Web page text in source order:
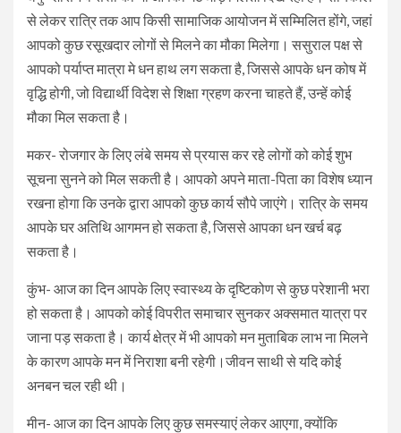
से लेकर रात्रि तक आप किसी सामाजिक आयोजन में सम्मिलित होंगे, जहां
आपको कुछ रसूखदार लोगों से मिलने का मौका मिलेगा। ससुराल पक्ष से
आपको पर्याप्त मात्रा मे धन हाथ लग सकता है, जिससे आपके धन कोष में
वृद्धि होगी, जो विद्यार्थी विदेश से शिक्षा ग्रहण करना चाहते हैं, उन्हें कोई
मौका मिल सकता है।
मकर- रोजगार के लिए लंबे समय से प्रयास कर रहे लोगों को कोई शुभ
सूचना सुनने को मिल सकती है। आपको अपने माता-पिता का विशेष ध्यान
रखना होगा कि उनके द्वारा आपको कुछ कार्य सौपे जाएंगे। रात्रि के समय
आपके घर अतिथि आगमन हो सकता है, जिससे आपका धन खर्च बढ़
सकता है।
कुंभ- आज का दिन आपके लिए स्वास्थ्य के दृष्टिकोण से कुछ परेशानी भरा
हो सकता है। आपको कोई विपरीत समाचार सुनकर अक्समात यात्रा पर
जाना पड़ सकता है। कार्य क्षेत्र में भी आपको मन मुताबिक लाभ ना मिलने
के कारण आपके मन में निराशा बनी रहेगी।जीवन साथी से यदि कोई
अनबन चल रही थी।
मीन- आज का दिन आपके लिए कुछ समस्याएं लेकर आएगा, क्योंकि